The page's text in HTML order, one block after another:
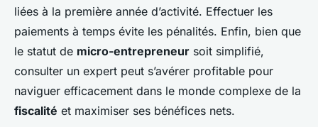
liées à la première année d’activité. Effectuer les
paiements à temps évite les pénalités. Enfin, bien que
le statut de micro-entrepreneur soit simplifié,
consulter un expert peut s’avérer profitable pour
naviguer efficacement dans le monde complexe de la
fiscalité et maximiser ses bénéfices nets.